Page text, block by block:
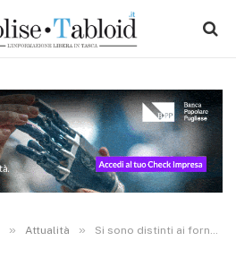
» Attualità » Si sono distinti ai fornelli ai Campionati Italiani di Rimini, il presidente del Consiglio regionale premia i cuochi molisani